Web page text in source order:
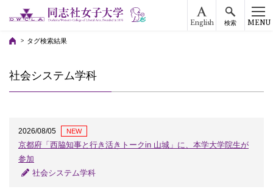
English 検索 MENU
タグ検索結果
社会システム学科
2026/08/05 NEW
京都府「西脇知事と行き活きトークin 山城」に、本学大学院生が
参加
社会システム学科